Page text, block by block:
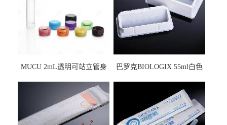
MUCU 2mL透明可站立管身
巴罗克BIOLOGIX 55ml白色
马射线灭菌25-0051